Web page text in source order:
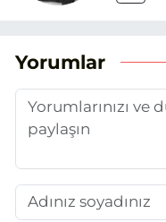
Yorumlar